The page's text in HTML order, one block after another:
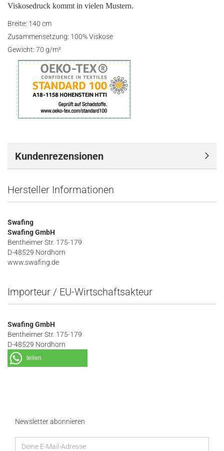
Viskosedruck kommt in vielen Mustern.
Breite: 140 cm
Zusammensetzung: 100% Viskose
Gewicht: 70 g/m²
Kundenrezensionen
Hersteller Informationen
Swafing
Swafing GmbH
Bentheimer Str. 175-179
D-48529 Nordhorn
www.swafing.de
Importeur / EU-Wirtschaftsakteur
Swafing GmbH
Bentheimer Str. 175-179
D-48529 Nordhorn
teilen
Newsletter abonnieren